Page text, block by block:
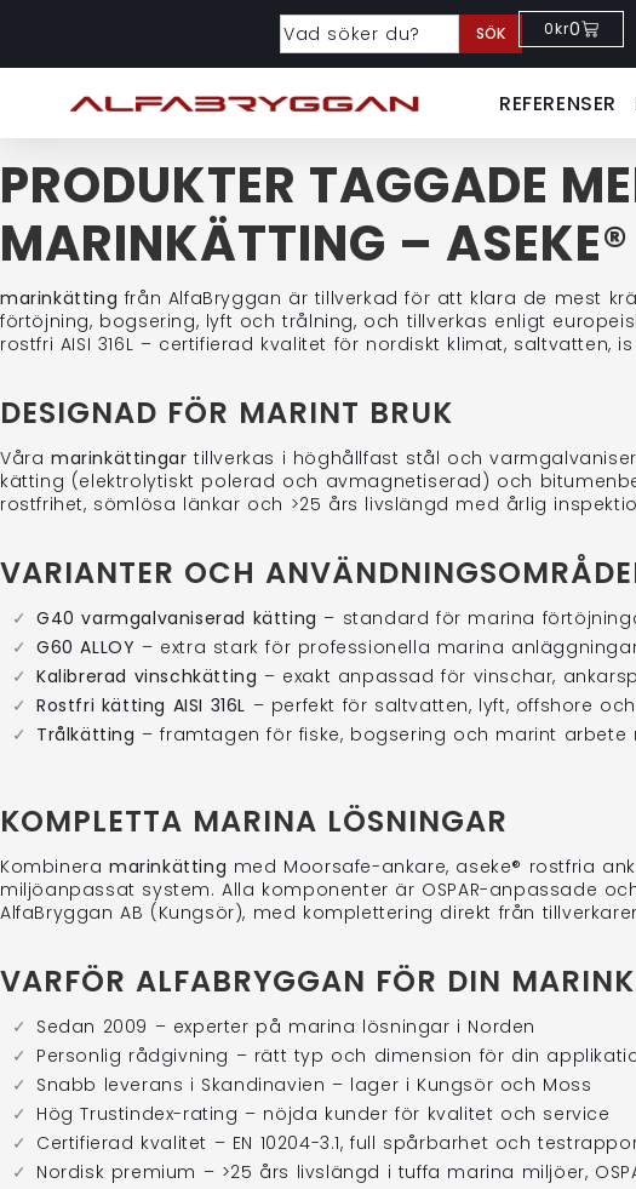
SÖK 0kr0
REFERENSER
PRODUKTER TAGGADE
MARINKÄTTING –
marinkätting från AlfaBryggan är tillverkad för att klara de mest
förtöjning, bogsering, lyft och trålning, och tillverkas enligt
rostfri AISI 316L – certifierad kvalitet för nordiskt klimat, saltvatten,
DESIGNAD FÖR MARINT BRUK
Våra marinkättingar tillverkas i höghållfast stål och
kätting (elektrolytiskt polerad och avmagnetiserad) och
rostfrihet, sömlösa länkar och >25 års livslängd med årlig
VARIANTER OCH
G40 varmgalvaniserad kätting – standard för marina
G60 ALLOY – extra stark för professionella marina
Kalibrerad vinschkätting – exakt anpassad för vinschar,
Rostfri kätting AISI 316L – perfekt för saltvatten, lyft, offshore
Trålkätting – framtagen för fiske, bogsering och marint arbete
KOMPLETTA MARINA LÖSNINGAR
Kombinera marinkätting med Moorsafe-ankare, aseke® rostfria
miljöanpassat system. Alla komponenter är OSPAR-anpassade
AlfaBryggan AB (Kungsör), med komplettering direkt från
VARFÖR ALFABRYGGAN FÖR DIN
Sedan 2009 – experter på marina lösningar i Norden
Personlig rådgivning – rätt typ och dimension för din
Snabb leverans i Skandinavien – lager i Kungsör och Moss
Hög Trustindex-rating – nöjda kunder för kvalitet och service
Certifierad kvalitet – EN 10204-3.1, full spårbarhet och
Nordisk premium – >25 års livslängd i tuffa marina miljöer,